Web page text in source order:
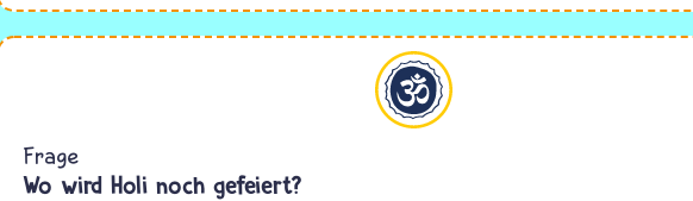
Frage
Wo wird Holi noch gefeiert?